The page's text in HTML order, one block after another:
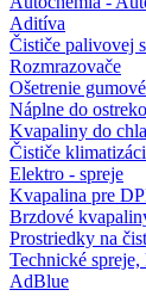
Aditíva
Čističe palivovej
Rozmrazovače
Ošetrenie
Náplne do
Kvapaliny do
Čističe
Elektro - spreje
Kvapalina pre
Brzdové
Prostriedky na
Technické
AdBlue